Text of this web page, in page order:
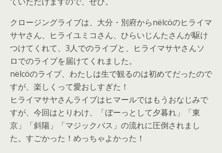
クロージングライブは、大分・別府からnëlcöのヒライマ
サヤさん、ヒライユミコさん、ひらいじんたさんが駆け
つけてくれて、3人でのライブと、ヒライマサヤさんソ
ロでのライブを届けてくれました。
nëlcöのライブ、わたしは生で観るのは初めてだったので
すが、楽しくって愛おしすぎた！
ヒライマサヤさんライブはヒマールではもうおなじみで
すが、今回はとりわけ、「ぼーっとして夕暮れ」「東
京」「斜陽」「マジックバス」の流れに圧倒されまし
た。すごかった！めっちゃよかった！